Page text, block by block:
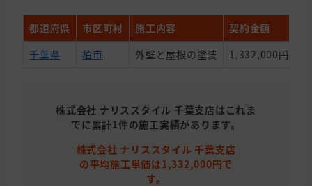
都道府県 市区町村 施工内容 契約金額
千葉県
柏市 外壁と屋根の塗装 1,332,000円
株式会社 ナリススタイル 千葉支店はこれま
でに累計1件の施工実績があります。
株式会社 ナリススタイル 千葉支店
の平均施工単価は1,332,000円で
す。